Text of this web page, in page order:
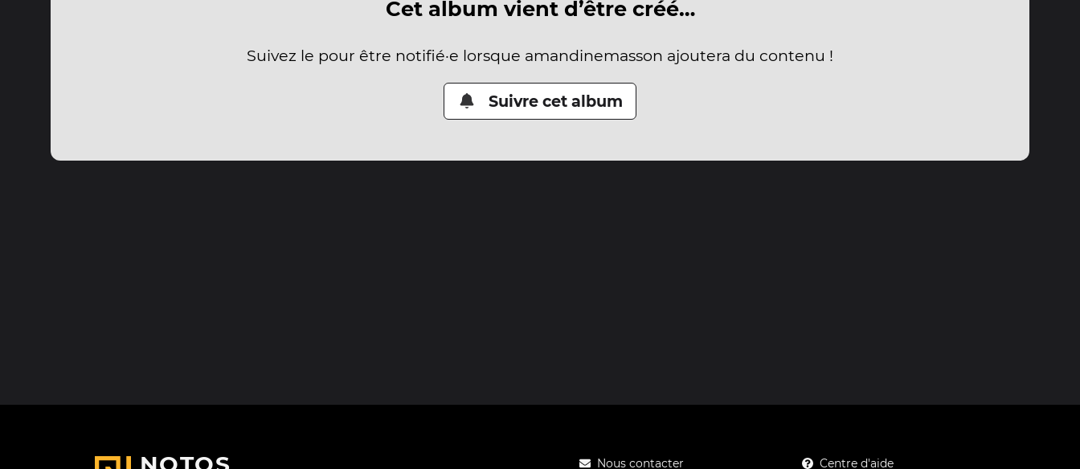
Cet album vient d’être créé…
Suivez le pour être notifié·e lorsque amandinemasson ajoutera du contenu !
Suivre cet album
Nous contacter Centre d'aide